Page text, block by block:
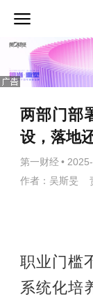
两部门部
设，落地
第一财经 •
作者：吴斯旻
职业门槛
系统化培